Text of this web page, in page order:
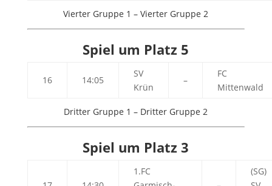
Vierter Gruppe 1 – Vierter Gruppe 2
Spiel um Platz 5
16 14:05
SV
Krün
–
FC
Mittenwald
Dritter Gruppe 1 – Dritter Gruppe 2
Spiel um Platz 3
1.FC
(SG)